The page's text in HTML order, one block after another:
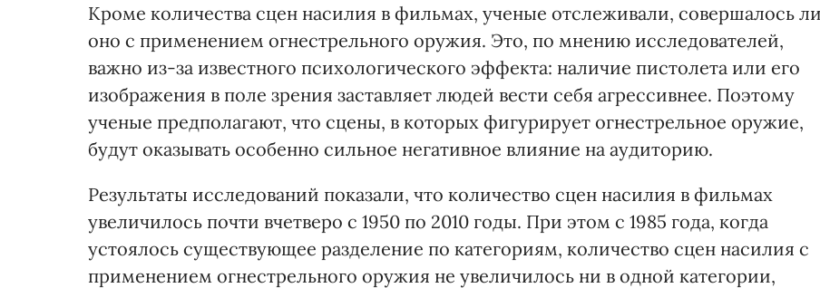
Кроме количества сцен насилия в фильмах, ученые отслеживали, совершалось ли
оно с применением огнестрельного оружия. Это, по мнению исследователей,
важно из-за известного психологического эффекта: наличие пистолета или его
изображения в поле зрения заставляет людей вести себя агрессивнее. Поэтому
ученые предполагают, что сцены, в которых фигурирует огнестрельное оружие,
будут оказывать особенно сильное негативное влияние на аудиторию.
Результаты исследований показали, что количество сцен насилия в фильмах
увеличилось почти вчетверо с 1950 по 2010 годы. При этом с 1985 года, когда
устоялось существующее разделение по категориям, количество сцен насилия с
применением огнестрельного оружия не увеличилось ни в одной категории,